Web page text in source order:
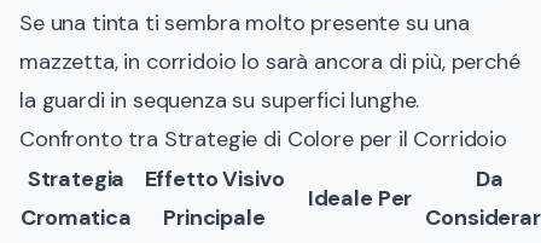
Se una tinta ti sembra molto presente su una
mazzetta, in corridoio lo sarà ancora di più, perché
la guardi in sequenza su superfici lunghe.
Confronto tra Strategie di Colore per il Corridoio
Strategia
Cromatica
Effetto Visivo
Principale
Ideale Per
Da